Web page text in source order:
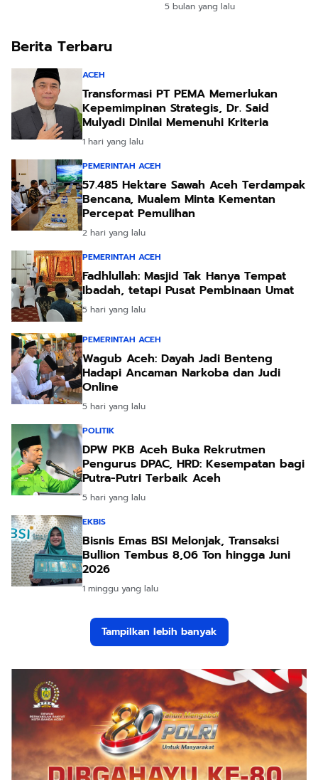
Jeunieb–Pandrah
5 bulan yang lalu
Berita Terbaru
ACEH
Transformasi PT PEMA Memerlukan
Kepemimpinan Strategis, Dr. Said
Mulyadi Dinilai Memenuhi Kriteria
1 hari yang lalu
PEMERINTAH ACEH
57.485 Hektare Sawah Aceh Terdampak
Bencana, Mualem Minta Kementan
Percepat Pemulihan
2 hari yang lalu
PEMERINTAH ACEH
Fadhlullah: Masjid Tak Hanya Tempat
Ibadah, tetapi Pusat Pembinaan Umat
5 hari yang lalu
PEMERINTAH ACEH
Wagub Aceh: Dayah Jadi Benteng
Hadapi Ancaman Narkoba dan Judi
Online
5 hari yang lalu
POLITIK
DPW PKB Aceh Buka Rekrutmen
Pengurus DPAC, HRD: Kesempatan bagi
Putra-Putri Terbaik Aceh
5 hari yang lalu
EKBIS
Bisnis Emas BSI Melonjak, Transaksi
Bullion Tembus 8,06 Ton hingga Juni
2026
1 minggu yang lalu
Tampilkan lebih banyak